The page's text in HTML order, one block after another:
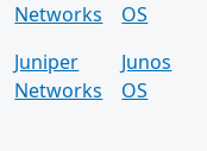
Networks
OS
Juniper
Networks
Junos
OS